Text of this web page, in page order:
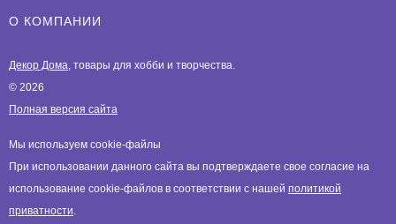
О КОМПАНИИ
Декор Дома, товары для хобби и творчества.
© 2026
Полная версия сайта
Мы используем cookie-файлы
При использовании данного сайта вы подтверждаете свое согласие на
использование cookie-файлов в соответствии с нашей политикой
приватности.